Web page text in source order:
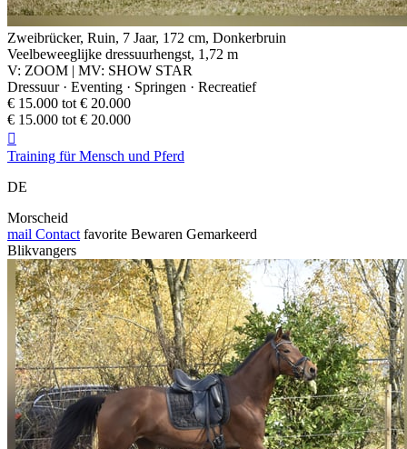
Zweibrücker, Ruin, 7 Jaar, 172 cm, Donkerbruin
Veelbeweeglijke dressuurhengst, 1,72 m
V: ZOOM | MV: SHOW STAR
Dressuur · Eventing · Springen · Recreatief
€ 15.000 tot € 20.000
€ 15.000 tot € 20.000

Training für Mensch und Pferd
DE
Morscheid
mail Contact favorite Bewaren Gemarkeerd
Blikvangers